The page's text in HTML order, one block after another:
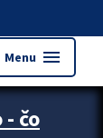
Menu menu
- čo